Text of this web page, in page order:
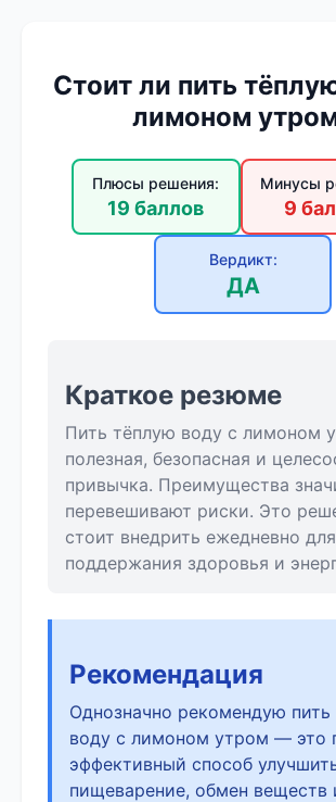
Стоит ли пить
лимоном
Плюсы решения:
19 баллов
Минусы
9
Вердикт:
ДА
Краткое резюме
Пить тёплую воду с лимоном
полезная, безопасная и
привычка. Преимущества
перевешивают риски. Это
стоит внедрить ежедневно для
поддержания здоровья и
Рекомендация
Однозначно рекомендую пить
воду с лимоном утром — это
эффективный способ
пищеварение, обмен веществ